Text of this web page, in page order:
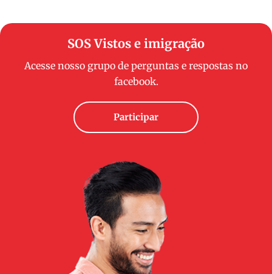
SOS Vistos e imigração
Acesse nosso grupo de perguntas e respostas no
facebook.
Participar